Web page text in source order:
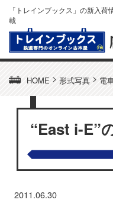
「トレインブックス」の新入
載
HOME > 形式写真 > 電
“East i-E”
2011.06.30